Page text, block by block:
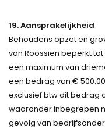
19. Aansprakelijkheid
Behoudens opzet en
van Roossien beperkt
een maximum van
een bedrag van €
exclusief btw dit bedrag
waaronder inbegrepen
gevolg van